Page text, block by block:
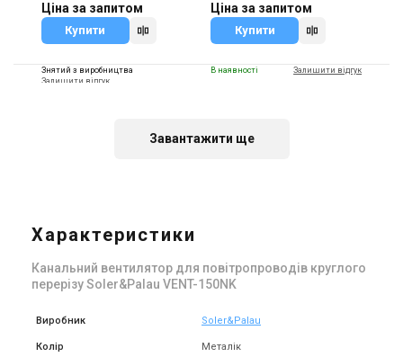
Ціна за запитом
Купити
Ціна за запитом
Купити
Знятий з виробництва
Залишити відгук
Ціна
Купити
В наявності Залишити відгук
Купити
Завантажити ще
Характеристики
Канальний вентилятор для повітропроводів круглого
перерізу Soler&Palau VENT-150NK
Виробник Soler&Palau
Колір Металік